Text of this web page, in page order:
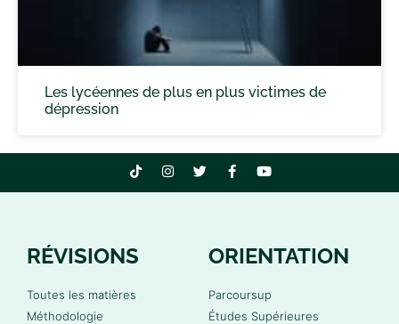
Les lycéennes de plus en plus victimes de
dépression
RÉVISIONS
Toutes les matières
Méthodologie
ORIENTATION
Parcoursup
Études Supérieures